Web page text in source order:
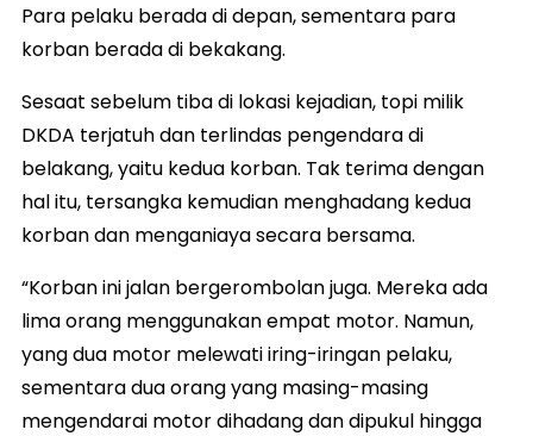
Para pelaku berada di depan, sementara para
korban berada di bekakang.
Sesaat sebelum tiba di lokasi kejadian, topi milik
DKDA terjatuh dan terlindas pengendara di
belakang, yaitu kedua korban. Tak terima dengan
hal itu, tersangka kemudian menghadang kedua
korban dan menganiaya secara bersama.
“Korban ini jalan bergerombolan juga. Mereka ada
lima orang menggunakan empat motor. Namun,
yang dua motor melewati iring-iringan pelaku,
sementara dua orang yang masing-masing
mengendarai motor dihadang dan dipukul hingga